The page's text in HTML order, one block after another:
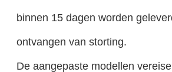
binnen 15 dagen worden
ontvangen van storting.
De aangepaste modellen